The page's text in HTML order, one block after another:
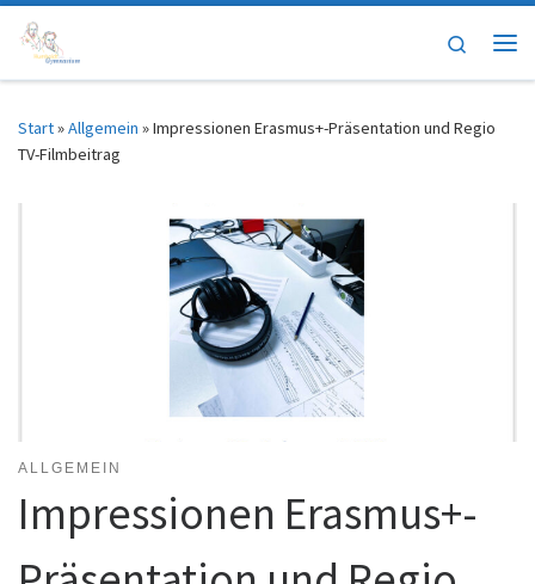
Zum Inhalt springen
Search
Start»Allgemein »Impressionen Erasmus+-Präsentation und Regio
TV-Filmbeitrag
ALLGEMEIN
Impressionen Erasmus+-